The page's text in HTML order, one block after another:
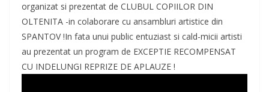
organizat si prezentat de CLUBUL COPIILOR DIN
OLTENITA -in colaborare cu ansambluri artistice din
SPANTOV !In fata unui public entuziast si cald-micii artisti
au prezentat un program de EXCEPTIE RECOMPENSAT
CU INDELUNGI REPRIZE DE APLAUZE !